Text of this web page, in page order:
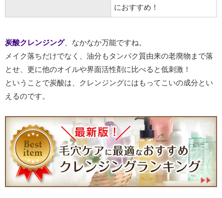
におすすめ！
炭酸クレンジング、なかなか万能ですね。
メイク落ちだけでなく、油分もタンパク質由来の老廃物まで落
とせ、更に他のオイルや界面活性剤に比べると低刺激！
ということで炭酸は、クレンジングにはもってこいの成分とい
えるのです。